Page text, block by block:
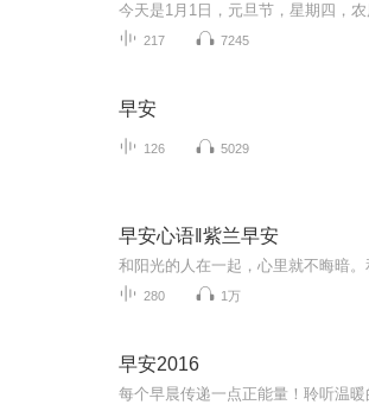
217 7245
早安
126 5029
早安心语‖紫兰早安
280 1万
早安2016